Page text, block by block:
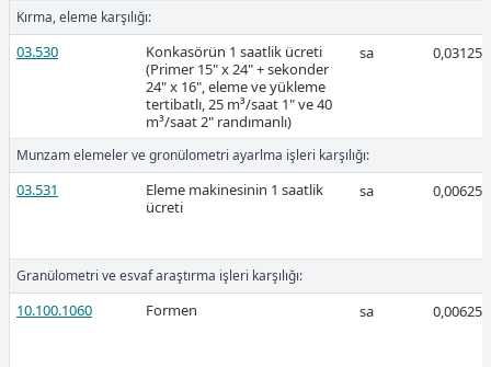
2026-Şubat
Ücretli
Ücretli
Kırma, eleme karşılığı:
03.530
Konkasörün 1 saatlik ücreti
(Primer 15" x 24" + sekonder
24" x 16", eleme ve yükleme
tertibatlı, 25 m³/saat 1" ve 40
m³/saat 2" randımanlı)
sa 0,03125
Munzam elemeler ve gronülometri ayarlma işleri karşılığı:
03.531
Eleme makinesinin 1 saatlik
ücreti
sa 0,00625
Granülometri ve esvaf araştırma işleri karşılığı:
10.100.1060 Formen sa 0,00625